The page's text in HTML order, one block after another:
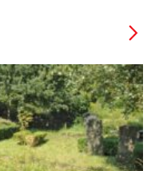
Gemeente